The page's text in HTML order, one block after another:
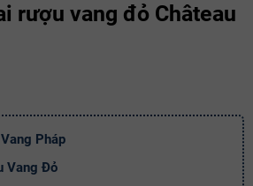
rượu vang đỏ Château
Pháp
Vang Đỏ
THANH TOÁN